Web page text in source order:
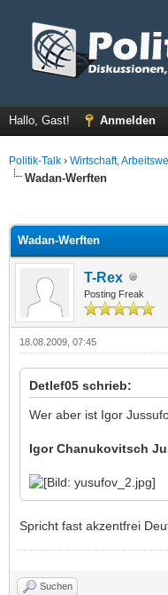
Hallo, Gast! Anmelden
Politik-Talk › Wirtschaft,
Wadan-Werften
Wadan-Werften
T-Rex
Posting Freak
18.08.2009, 07:45
Detlef05 schrieb:
Wer aber ist Igor
Igor Chanukovitsch
Spricht fast akzentfrei
Suchen